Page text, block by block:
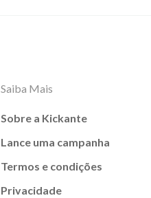
Saiba Mais
Sobre a Kickante
Lance uma campanha
Termos e condições
Privacidade